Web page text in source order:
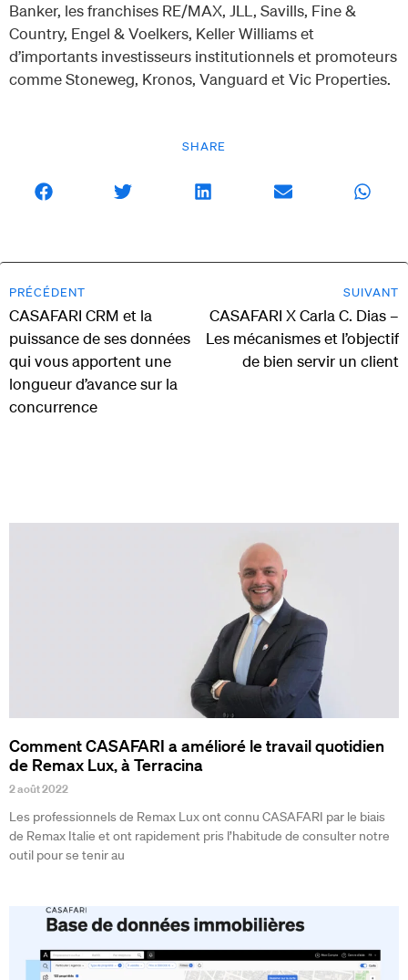
SHARE
Banker, les franchises RE/MAX, JLL, Savills, Fine &
Country, Engel & Voelkers, Keller Williams et
d’importants investisseurs institutionnels et promoteurs
comme Stoneweg, Kronos, Vanguard et Vic Properties.
PRÉCÉDENT
CASAFARI CRM et la
puissance de ses données
qui vous apportent une
longueur d’avance sur la
concurrence
SUIVANT
CASAFARI X Carla C. Dias –
Les mécanismes et l’objectif
de bien servir un client
Comment CASAFARI a amélioré le travail quotidien
de Remax Lux, à Terracina
2 août 2022
Les professionnels de Remax Lux ont connu CASAFARI par le biais
de Remax Italie et ont rapidement pris l’habitude de consulter notre
outil pour se tenir au